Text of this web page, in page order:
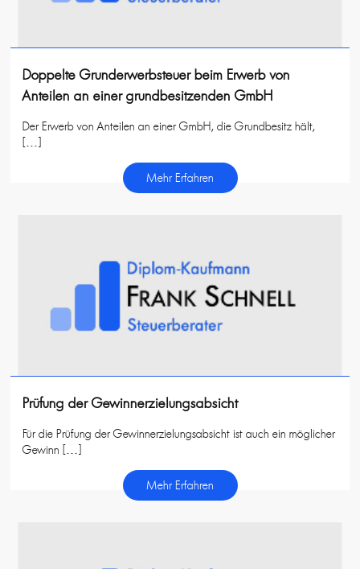
Doppelte Grunderwerbsteuer beim Erwerb von
Anteilen an einer grundbesitzenden GmbH
Der Erwerb von Anteilen an einer GmbH, die Grundbesitz hält,
[…]
Mehr Erfahren
Prüfung der Gewinnerzielungsabsicht
Für die Prüfung der Gewinnerzielungsabsicht ist auch ein möglicher
Gewinn […]
Mehr Erfahren